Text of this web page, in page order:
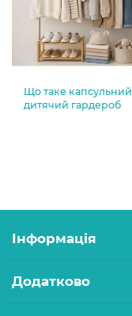
Що таке капсульний
дитячий гардероб
Інформація
Додатково